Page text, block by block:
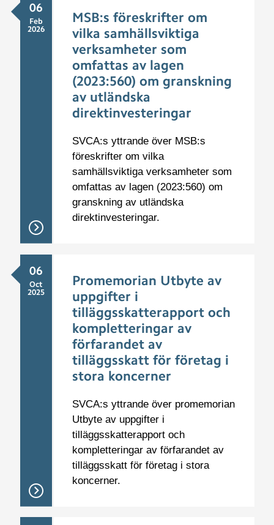
06
Feb
2026
MSB:s föreskrifter om
vilka samhällsviktiga
verksamheter som
omfattas av lagen
(2023:560) om granskning
av utländska
direktinvesteringar
SVCA:s yttrande över MSB:s
föreskrifter om vilka
samhällsviktiga verksamheter som
omfattas av lagen (2023:560) om
granskning av utländska
direktinvesteringar.
06
Oct
2025
Promemorian Utbyte av
uppgifter i
tilläggsskatterapport och
kompletteringar av
förfarandet av
tilläggsskatt för företag i
stora koncerner
SVCA:s yttrande över promemorian
Utbyte av uppgifter i
tilläggsskatterapport och
kompletteringar av förfarandet av
tilläggsskatt för företag i stora
koncerner.